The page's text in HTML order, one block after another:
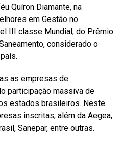
Quíron Diamante, na
em Gestão no
III classe Mundial, do Prêmio
considerado o
as empresas de
participação massiva de
estados brasileiros. Neste
inscritas, além da Aegea,
Sanepar, entre outras.